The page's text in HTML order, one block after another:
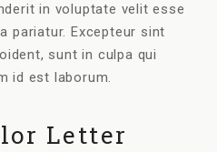
in voluptate velit esse
pariatur. Excepteur sint
sunt in culpa qui
id est laborum.
Letter